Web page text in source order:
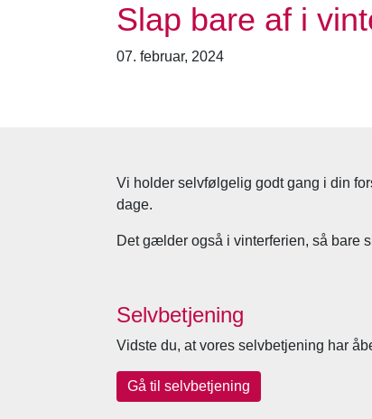
Slap bare af i
07. februar, 2024
Vi holder selvfølgelig godt gang i din
dage.
Det gælder også i vinterferien, så bare
Selvbetjening
Vidste du, at vores selvbetjening har
Gå til selvbetjening